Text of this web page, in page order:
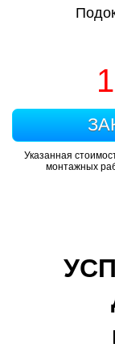
Указанная
монтажных